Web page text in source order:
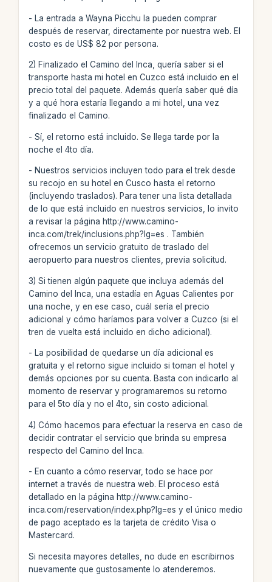
- La entrada a Wayna Picchu la pueden comprar
después de reservar, directamente por nuestra web. El
costo es de US$ 82 por persona.
2) Finalizado el Camino del Inca, quería saber si el
transporte hasta mi hotel en Cuzco está incluido en el
precio total del paquete. Además quería saber qué día
y a qué hora estaría llegando a mi hotel, una vez
finalizado el Camino.
- Sí, el retorno está incluido. Se llega tarde por la
noche el 4to día.
- Nuestros servicios incluyen todo para el trek desde
su recojo en su hotel en Cusco hasta el retorno
(incluyendo traslados). Para tener una lista detallada
de lo que está incluido en nuestros servicios, lo invito
a revisar la página http://www.camino-
inca.com/trek/inclusions.php?lg=es . También
ofrecemos un servicio gratuito de traslado del
aeropuerto para nuestros clientes, previa solicitud.
3) Si tienen algún paquete que incluya además del
Camino del Inca, una estadía en Aguas Calientes por
una noche, y en ese caso, cuál sería el precio
adicional y cómo haríamos para volver a Cuzco (si el
tren de vuelta está incluido en dicho adicional).
- La posibilidad de quedarse un día adicional es
gratuita y el retorno sigue incluido si toman el hotel y
demás opciones por su cuenta. Basta con indicarlo al
momento de reservar y programaremos su retorno
para el 5to día y no el 4to, sin costo adicional.
4) Cómo hacemos para efectuar la reserva en caso de
decidir contratar el servicio que brinda su empresa
respecto del Camino del Inca.
- En cuanto a cómo reservar, todo se hace por
internet a través de nuestra web. El proceso está
detallado en la página http://www.camino-
inca.com/reservation/index.php?lg=es y el único medio
de pago aceptado es la tarjeta de crédito Visa o
Mastercard.
Si necesita mayores detalles, no dude en escribirnos
nuevamente que gustosamente lo atenderemos.